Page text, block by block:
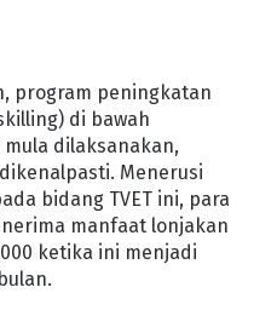
program peningkatan
di bawah
mula dilaksanakan,
Menerusi
bidang TVET ini, para
manfaat lonjakan
ketika ini menjadi